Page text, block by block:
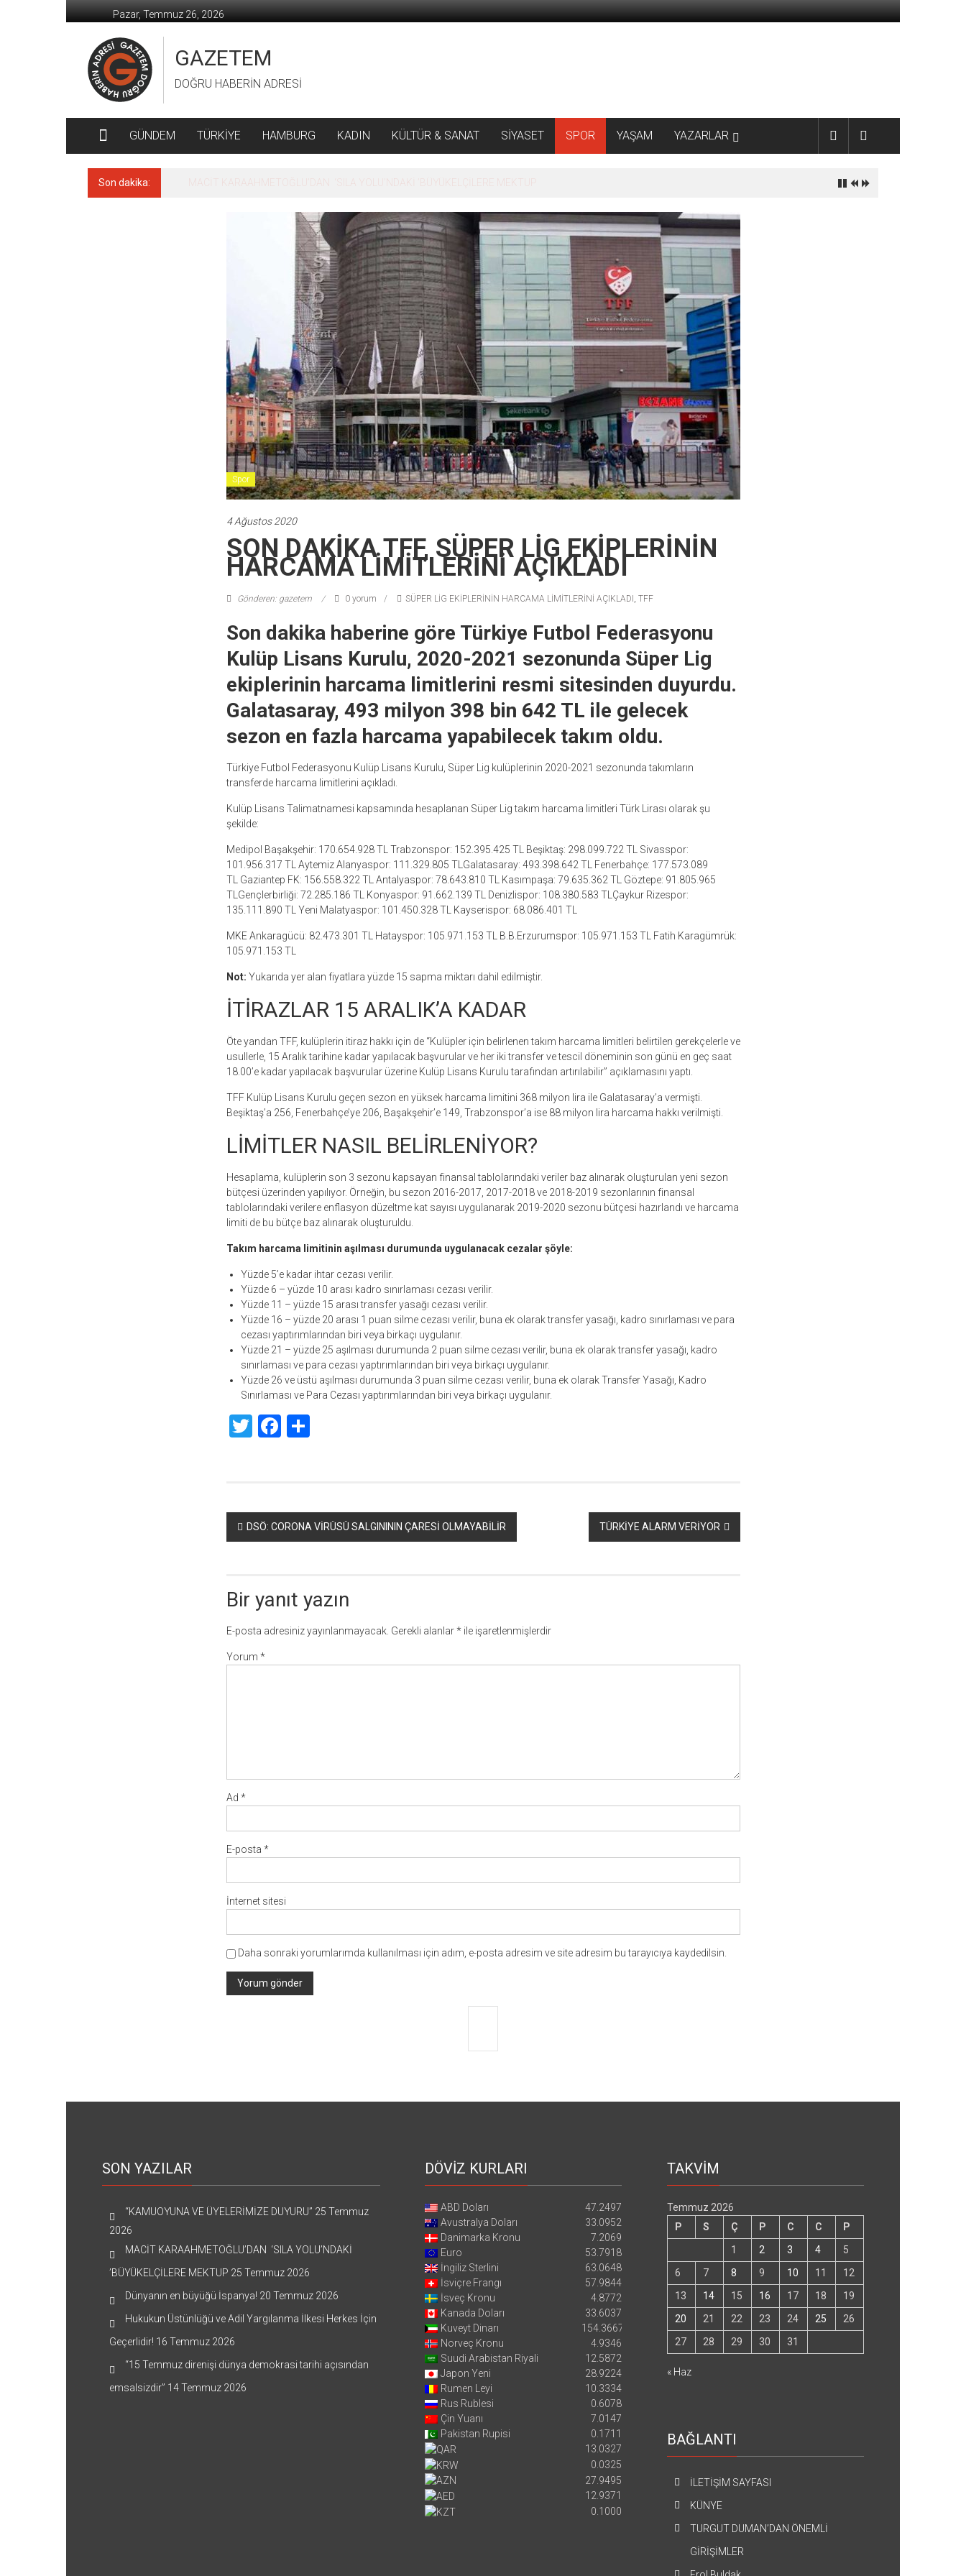
geç
Pazar, Temmuz 26, 2026
GAZETEM
DOĞRU HABERİN ADRESİ
GÜNDEM TÜRKİYE HAMBURG KADIN KÜLTÜR & SANAT SİYASET SPOR YAŞAM YAZARLAR
Son dakika:
Spor
4 Ağustos 2020
SON DAKİKA TFF, SÜPER LİG EKİPLERİNİN
HARCAMA LİMİTLERİNİ AÇIKLADI
Gönderen: gazetem 0 yorum SÜPER LİG EKİPLERİNİN HARCAMA LİMİTLERİNİ AÇIKLADI , TFF
Son dakika haberine göre Türkiye Futbol Federasyonu
Kulüp Lisans Kurulu, 2020-2021 sezonunda Süper Lig
ekiplerinin harcama limitlerini resmi sitesinden duyurdu.
Galatasaray, 493 milyon 398 bin 642 TL ile gelecek
sezon en fazla harcama yapabilecek takım oldu.
Türkiye Futbol Federasyonu Kulüp Lisans Kurulu, Süper Lig kulüplerinin 2020-2021 sezonunda takımların
transferde harcama limitlerini açıkladı.
Kulüp Lisans Talimatnamesi kapsamında hesaplanan Süper Lig takım harcama limitleri Türk Lirası olarak şu
şekilde:
Medipol Başakşehir: 170.654.928 TL Trabzonspor: 152.395.425 TL Beşiktaş: 298.099.722 TL Sivasspor:
101.956.317 TL Aytemiz Alanyaspor: 111.329.805 TLGalatasaray: 493.398.642 TL Fenerbahçe: 177.573.089
TL Gaziantep FK: 156.558.322 TL Antalyaspor: 78.643.810 TL Kasımpaşa: 79.635.362 TL Göztepe: 91.805.965
TLGençlerbirliği: 72.285.186 TL Konyaspor: 91.662.139 TL Denizlispor: 108.380.583 TLÇaykur Rizespor:
135.111.890 TL Yeni Malatyaspor: 101.450.328 TL Kayserispor: 68.086.401 TL
MKE Ankaragücü: 82.473.301 TL Hatayspor: 105.971.153 TL B.B.Erzurumspor: 105.971.153 TL Fatih Karagümrük:
105.971.153 TL
Not: Yukarıda yer alan fiyatlara yüzde 15 sapma miktarı dahil edilmiştir.
İTİRAZLAR 15 ARALIK’A KADAR
Öte yandan TFF, kulüplerin itiraz hakkı için de “Kulüpler için belirlenen takım harcama limitleri belirtilen gerekçelerle ve
usullerle, 15 Aralık tarihine kadar yapılacak başvurular ve her iki transfer ve tescil döneminin son günü en geç saat
18.00’e kadar yapılacak başvurular üzerine Kulüp Lisans Kurulu tarafından artırılabilir” açıklamasını yaptı.
TFF Kulüp Lisans Kurulu geçen sezon en yüksek harcama limitini 368 milyon lira ile Galatasaray’a vermişti.
Beşiktaş’a 256, Fenerbahçe’ye 206, Başakşehir’e 149, Trabzonspor’a ise 88 milyon lira harcama hakkı verilmişti.
LİMİTLER NASIL BELİRLENİYOR?
Hesaplama, kulüplerin son 3 sezonu kapsayan finansal tablolarındaki veriler baz alınarak oluşturulan yeni sezon
bütçesi üzerinden yapılıyor. Örneğin, bu sezon 2016-2017, 2017-2018 ve 2018-2019 sezonlarının finansal
tablolarındaki verilere enflasyon düzeltme kat sayısı uygulanarak 2019-2020 sezonu bütçesi hazırlandı ve harcama
limiti de bu bütçe baz alınarak oluşturuldu.
Takım harcama limitinin aşılması durumunda uygulanacak cezalar şöyle:
Yüzde 5’e kadar ihtar cezası verilir.
Yüzde 6 – yüzde 10 arası kadro sınırlaması cezası verilir.
Yüzde 11 – yüzde 15 arası transfer yasağı cezası verilir.
Yüzde 16 – yüzde 20 arası 1 puan silme cezası verilir, buna ek olarak transfer yasağı, kadro sınırlaması ve para
cezası yaptırımlarından biri veya birkaçı uygulanır.
Yüzde 21 – yüzde 25 aşılması durumunda 2 puan silme cezası verilir, buna ek olarak transfer yasağı, kadro
sınırlaması ve para cezası yaptırımlarından biri veya birkaçı uygulanır.
Yüzde 26 ve üstü aşılması durumunda 3 puan silme cezası verilir, buna ek olarak Transfer Yasağı, Kadro
Sınırlaması ve Para Cezası yaptırımlarından biri veya birkaçı uygulanır.
TwitterFacebook
Share
Yazı
dolaşımı
DSÖ: CORONA VİRÜSÜ SALGINININ ÇARESİ OLMAYABİLİR TÜRKİYE ALARM VERİYOR
Bir yanıt yazın
E-posta adresiniz yayınlanmayacak. Gerekli alanlar*ile işaretlenmişlerdir
Yorum *
Ad *
E-posta *
İnternet sitesi
Daha sonraki yorumlarımda kullanılması için adım, e-posta adresim ve site adresim bu tarayıcıya kaydedilsin.
SON YAZILAR
“KAMUOYUNA VE ÜYELERİMİZE DUYURU” 25 Temmuz
2026
MACİT KARAAHMETOĞLU’DAN ‘SILA YOLU’NDAKİ
’BÜYÜKELÇİLERE MEKTUP 25 Temmuz 2026
Dünyanın en büyüğü İspanya! 20 Temmuz 2026
Hukukun Üstünlüğü ve Adil Yargılanma İlkesi Herkes İçin
Geçerlidir! 16 Temmuz 2026
“15 Temmuz direnişi dünya demokrasi tarihi açısından
emsalsizdir” 14 Temmuz 2026
DÖVİZ KURLARI
ABD Doları
47.2497
Avustralya Doları
33.0952
Danimarka Kronu
7.2069
Euro
53.7918
İngiliz Sterlini
63.0648
İsviçre Frangı
57.9844
İsveç Kronu
4.8772
Kanada Doları
33.6037
Kuveyt Dinarı
154.3667
Norveç Kronu
4.9346
Suudi Arabistan Riyali
12.5872
Japon Yeni
28.9224
Rumen Leyi
10.3334
Rus Rublesi
0.6078
Çin Yuanı
7.0147
Pakistan Rupisi
0.1711
13.0327
0.0325
27.9495
12.9371
0.1000
TAKVİM
Temmuz 2026
P
S Ç P C C
P
1
2 3 4
5
6
7 8 9 10 11
12
13
14 15 16 17 18
19
20
21 22 23 24 25
26
27
28 29 30 31
« Haz
BAĞLANTI
İLETİŞİM SAYFASI
KÜNYE
TURGUT DUMAN’DAN ÖNEMLİ
GİRİŞİMLER